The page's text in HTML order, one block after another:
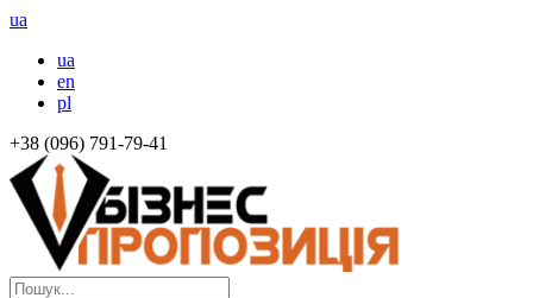
ua
ua
en
pl
+38 (096) 791-79-41